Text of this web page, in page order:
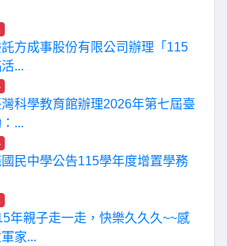
方成事股份有限公司辦理「115
...
科學教育館辦理2026年第七屆臺
...
民中學公告115學年度增置學務
年親子走一走，快樂久久久~~感
家...